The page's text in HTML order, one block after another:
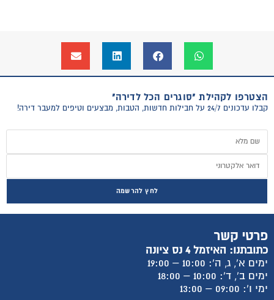
הצטרפו לקהילת "סוגרים הכל לדירה"
קבלו עדכונים 24/7 על חבילות חדשות, הטבות, מבצעים וטיפים למעבר דירה!
לחץ להרשמה
פרטי קשר
כתובתנו: האיזמל 4 נס ציונה
ימים א', ג, ה': 10:00 – 19:00
ימים ב', ד': 10:00 – 18:00
ימי ו': 09:00 – 13:00